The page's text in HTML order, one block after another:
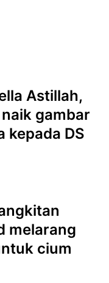
Astillah,
gambar
kepada DS
melarang
cium